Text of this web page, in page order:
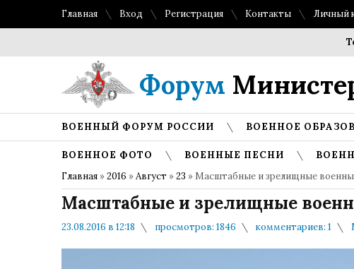
Главная Вход Регистрация Контакты Личный
Топ
Форум
ВОЕННЫЙ ФОРУМ РОССИИ ВОЕННОЕ
ВОЕННОЕ ФОТО ВОЕННЫЕ ПЕСНИ
Главная »2016 »Август »23 » Масштабные и зрелищные
Масштабные и зрелищные
23.08.2016 в 12:18 просмотров: 1846 комментариев: 1